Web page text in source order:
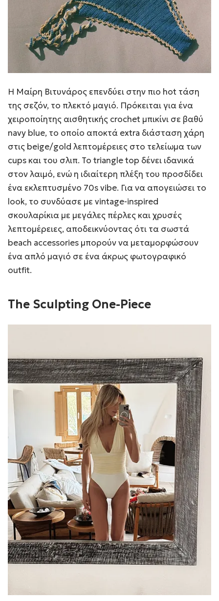
H Μαίρη Βιτυνάρος επενδύει στην πιο hot τάση
της σεζόν, το πλεκτό μαγιό. Πρόκειται για ένα
χειροποίητης αισθητικής crochet μπικίνι σε βαθύ
navy blue, το οποίο αποκτά extra διάσταση χάρη
στις beige/gold λεπτομέρειες στο τελείωμα των
cups και του σλιπ. Το triangle top δένει ιδανικά
στον λαιμό, ενώ η ιδιαίτερη πλέξη του προσδίδει
ένα εκλεπτυσμένο 70s vibe. Για να απογειώσει το
look, το συνδύασε με vintage-inspired
σκουλαρίκια με μεγάλες πέρλες και χρυσές
λεπτομέρειες, αποδεικνύοντας ότι τα σωστά
beach accessories μπορούν να μεταμορφώσουν
ένα απλό μαγιό σε ένα άκρως φωτογραφικό
outfit.
The Sculpting One-Piece